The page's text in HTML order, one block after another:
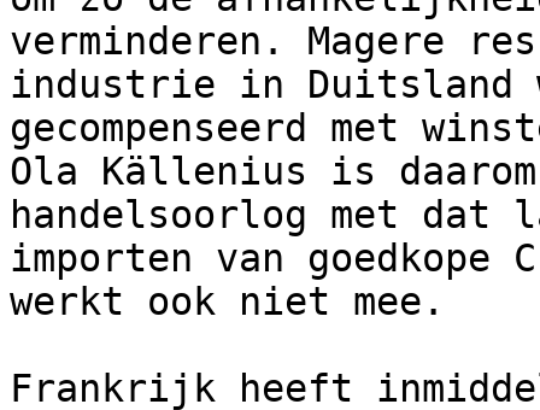
verminderen. Magere
industrie in Duitsland
gecompenseerd met
Ola Källenius is
handelsoorlog met dat
importen van goedkope
werkt ook niet mee.
Frankrijk heeft